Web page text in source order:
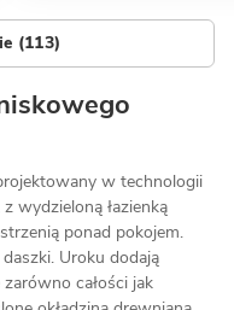
(113)
w technologii
wydzieloną łazienką
ponad pokojem.
Uroku dodają
całości jak